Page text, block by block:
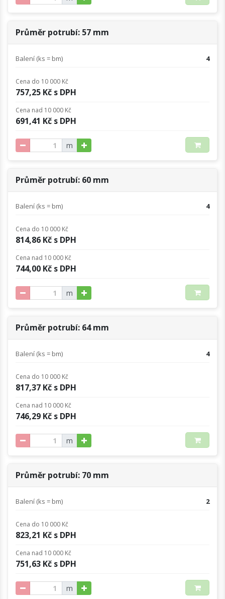
Průměr potrubí: 57 mm
Balení (ks = bm) 4
Cena do 10 000 Kč
757,25 Kč s DPH
Cena nad 10 000 Kč
691,41 Kč s DPH
m
Průměr potrubí: 60 mm
Balení (ks = bm) 4
Cena do 10 000 Kč
814,86 Kč s DPH
Cena nad 10 000 Kč
744,00 Kč s DPH
m
Průměr potrubí: 64 mm
Balení (ks = bm) 4
Cena do 10 000 Kč
817,37 Kč s DPH
Cena nad 10 000 Kč
746,29 Kč s DPH
m
Průměr potrubí: 70 mm
Balení (ks = bm) 2
Cena do 10 000 Kč
823,21 Kč s DPH
Cena nad 10 000 Kč
751,63 Kč s DPH
m